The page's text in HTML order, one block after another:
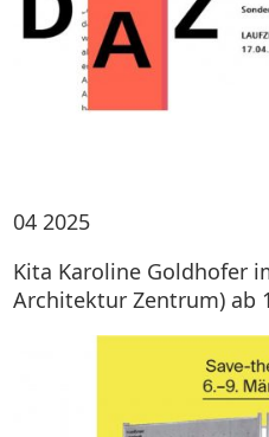
04 2025
Kita Karoline Goldhofer
Architektur Zentrum) ab